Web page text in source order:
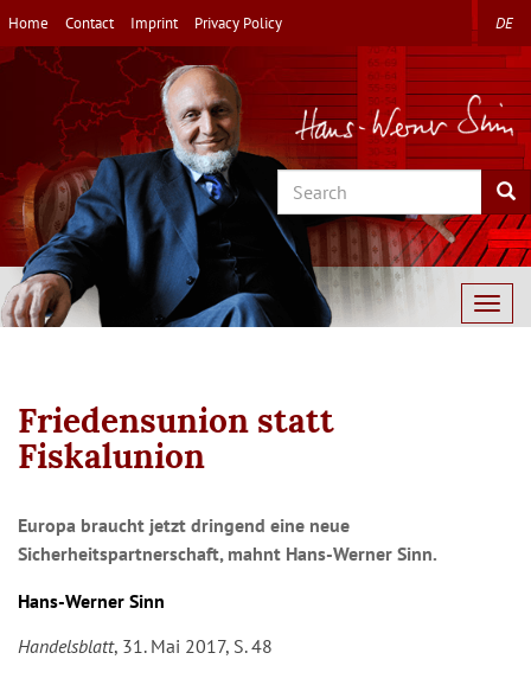
Skip
to
main
Home Contact Imprint Privacy Policy DE
Search
Friedensunion statt
Fiskalunion
Europa braucht jetzt dringend eine neue
Sicherheitspartnerschaft, mahnt Hans-Werner Sinn.
Hans-Werner Sinn
Handelsblatt, 31. Mai 2017, S. 48